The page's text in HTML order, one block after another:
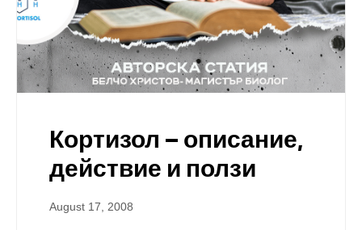
Кортизол – описание,
действие и ползи
August 17, 2008